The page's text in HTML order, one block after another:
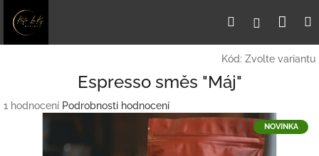
obsah
HledatPřihlášení
Kód: Zvolte variantu
Espresso směs "Máj"
Průměrné
hodnocení
1 hodnocení Podrobnosti hodnocení
NOVINKA